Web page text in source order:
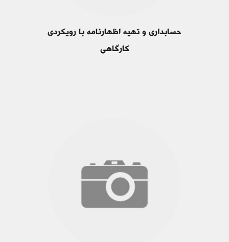
حسابداری و تهیه اظهارنامه با رویکردی
کارگاهی